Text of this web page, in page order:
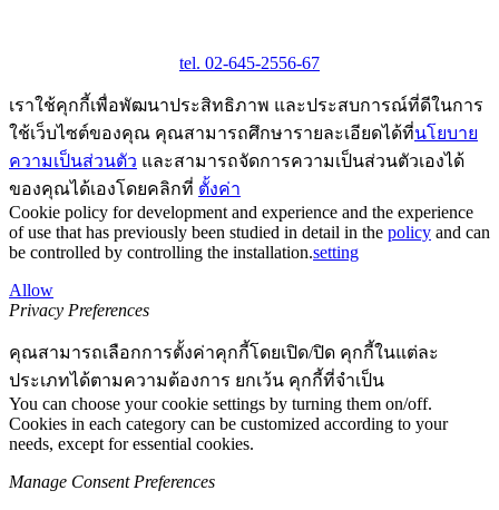
tel. 02-645-2556-67
เราใช้คุกกี้เพื่อพัฒนาประสิทธิภาพ และประสบการณ์ที่ดีในการ
ใช้เว็บไซต์ของคุณ คุณสามารถศึกษารายละเอียดได้ที่นโยบาย
ความเป็นส่วนตัว และสามารถจัดการความเป็นส่วนตัวเองได้
ของคุณได้เองโดยคลิกที่ ตั้งค่า
Cookie policy for development and experience and the experience
of use that has previously been studied in detail in the policy and can
be controlled by controlling the installation.setting
Allow
Privacy Preferences
คุณสามารถเลือกการตั้งค่าคุกกี้โดยเปิด/ปิด คุกกี้ในแต่ละ
ประเภทได้ตามความต้องการ ยกเว้น คุกกี้ที่จำเป็น
You can choose your cookie settings by turning them on/off.
Cookies in each category can be customized according to your
needs, except for essential cookies.
Manage Consent Preferences